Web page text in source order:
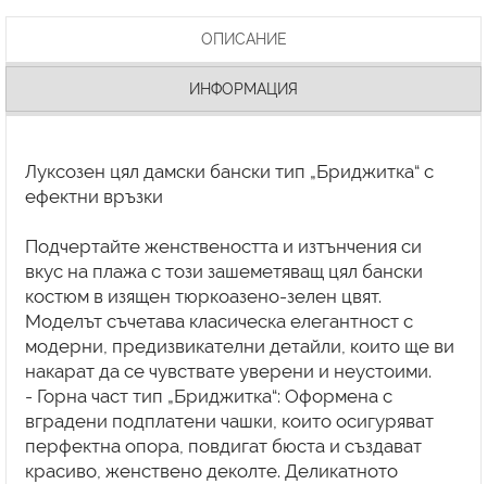
ОПИСАНИЕ
ИНФОРМАЦИЯ
Луксозен цял дамски бански тип „Бриджитка“ с
ефектни връзки
Подчертайте женствеността и изтънчения си
вкус на плажа с този зашеметяващ цял бански
костюм в изящен тюркоазено-зелен цвят.
Моделът съчетава класическа елегантност с
модерни, предизвикателни детайли, които ще ви
накарат да се чувствате уверени и неустоими.
- Горна част тип „Бриджитка“: Оформена с
вградени подплатени чашки, които осигуряват
перфектна опора, повдигат бюста и създават
красиво, женствено деколте. Деликатното